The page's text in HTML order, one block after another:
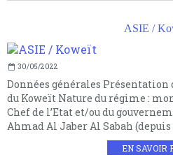
ASIE /
30/05/2022
Données générales
du Koweït Nature du régime :
Chef de l’Etat et/ou du
Ahmad Al Jaber Al Sabah (depuis
EN SAVOIR